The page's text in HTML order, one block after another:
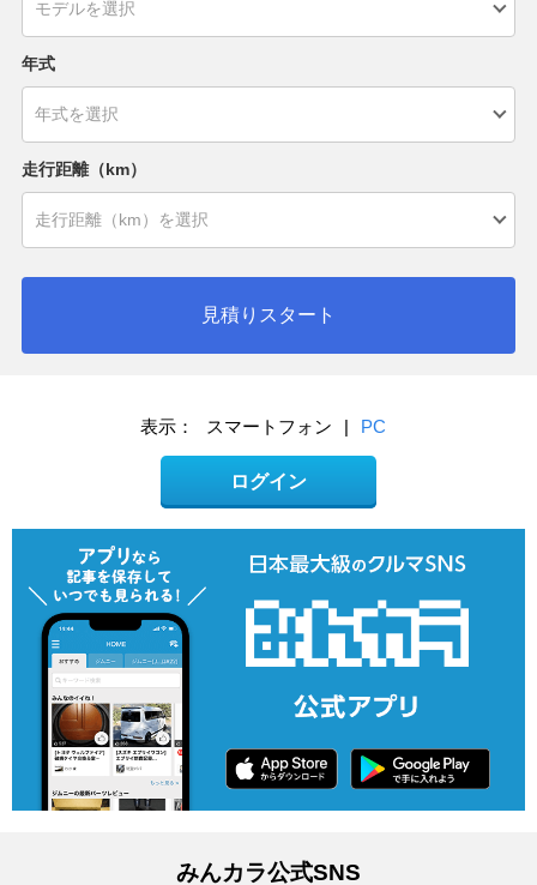
年式
走行距離（km）
見積りスタート
表示： スマートフォン | PC
ログイン
みんカラ公式SNS